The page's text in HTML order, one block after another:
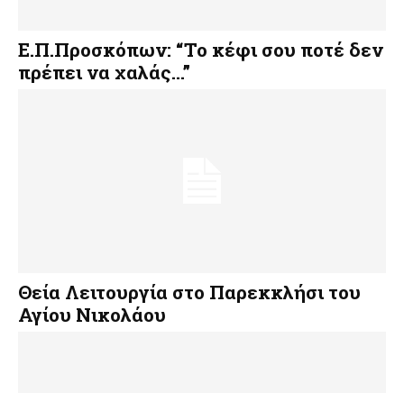
Ε.Π.Προσκόπων: “Το κέφι σου ποτέ δεν
πρέπει να χαλάς…”
Θεία Λειτουργία στο Παρεκκλήσι του
Αγίου Νικολάου